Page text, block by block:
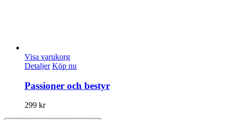
Visa varukorg
Detaljer Köp nu
Passioner och bestyr
299 kr